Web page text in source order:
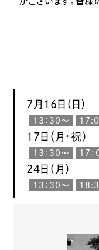
7月16日（日）
13：30〜
17日（月・祝）
13：30〜 17
24日（月）
13：30〜